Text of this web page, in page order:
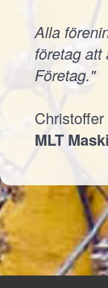
Alla
företag att
Företag."
MLT